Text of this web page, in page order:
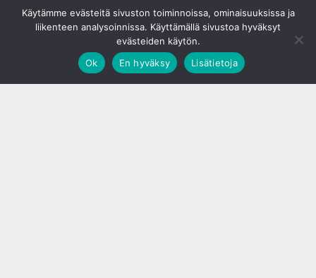
Käytämme evästeitä sivuston toiminnoissa, ominaisuuksissa ja
liikenteen analysoinnissa. Käyttämällä sivustoa hyväksyt
evästeiden käytön.
Ok
En hyväksy Lisätietoja